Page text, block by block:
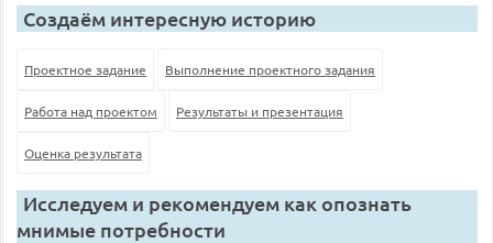
Создаём интересную историю
Проектное задание Выполнение проектного задания
Работа над проектом Результаты и презентация
Оценка результата
Исследуем и рекомендуем как опознать
мнимые потребности